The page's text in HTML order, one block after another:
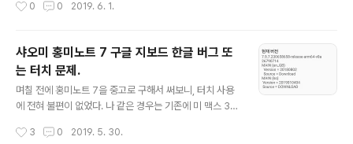
확고하게 자리를 잡으려는 전력이 아닌가라는 이야기가
미 홍미의 플래그쉽인 K20 발표일에 알려진 소식이다. 출
었던 글 홍미노트 7 레드 색상 예약 판매. 15일부터 발송.
그리고 사용자 만족도. @ 2019.5.12을 참고하길 권한다.
처음 중국에서 출시된 홍미노트 7은 한달만에 백만대 판매
가 집계되었고, 국내에 출시될 쯤 인도에서도 출시가 되었
는데, 중국과 마찬가지로 한달만에 백만대가 판매되었다는
대가 팔렸다고 했을때, 팔린 양을 다 합치면 삼..
0 0 2019. 6. 1.
샤오미 홍미노트 7 구글 지보드 한글 버그 또
는 터치 문제.
며칠 전에 홍미노트 7을 중고로 구해서 써보니, 터치 사용
에 전혀 불편이 없었다. 나 같은 경우는 기존에 미 맥스 3도
미위(Miui) 적응이 워낙 쉬워서 그런 것일 것이다. 그리고
3 0 2019. 5. 30.